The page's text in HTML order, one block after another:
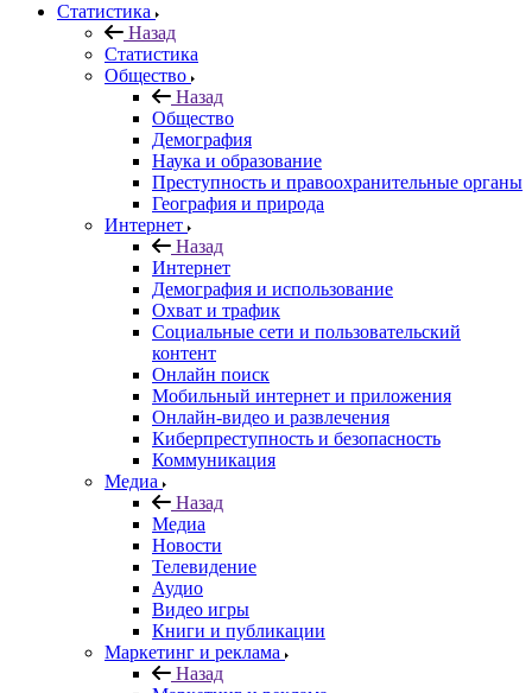
Статистика
Назад
Статистика
Общество
Назад
Общество
Демография
Наука и образование
Преступность и правоохранительные органы
География и природа
Интернет
Назад
Интернет
Демография и использование
Охват и трафик
Социальные сети и пользовательский
контент
Онлайн поиск
Мобильный интернет и приложения
Онлайн-видео и развлечения
Киберпреступность и безопасность
Коммуникация
Медиа
Назад
Медиа
Новости
Телевидение
Аудио
Видео игры
Книги и публикации
Маркетинг и реклама
Назад